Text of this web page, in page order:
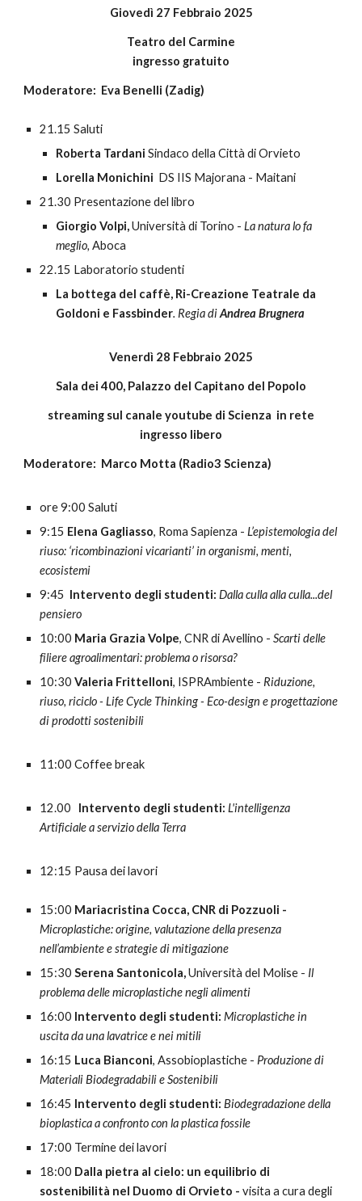
Giovedì 27 Febbraio 2025
Teatro del Carmine
ingresso gratuito
Moderatore: Eva Benelli (Zadig)
21.15 Saluti
Roberta Tardani Sindaco della Città di Orvieto
Lorella Monichini DS IIS Majorana - Maitani
21.30 Presentazione del libro
Giorgio Volpi,Università di Torino - La natura lo fa
meglio, Aboca
22.15 Laboratorio studenti
La bottega del caffè, Ri-Creazione Teatrale da
Goldoni e Fassbinder. Regia diAndrea Brugnera
Venerdì 28 Febbraio 2025
Sala dei 400, Palazzo del Capitano del Popolo
streaming sul canale youtube di Scienza in rete
ingresso libero
Moderatore: Marco Motta (Radio3 Scienza)
ore 9:00 Saluti
9:15 Elena Gagliasso, Roma Sapienza - L’epistemologia del
riuso: ‘ricombinazioni vicarianti’ in organismi, menti,
ecosistemi
9:45 Intervento degli studenti: Dalla culla alla culla...del
pensiero
10:00 Maria Grazia Volpe, CNR di Avellino - Scarti delle
filiere agroalimentari: problema o risorsa?
10:30Valeria Frittelloni, ISPRAmbiente - Riduzione,
riuso, riciclo - Life Cycle Thinking - Eco-design e progettazione
di prodotti sostenibili
11:00 Coffee break
12.00 Intervento degli studenti: L'intelligenza
Artificiale a servizio della Terra
12:15 Pausa dei lavori
15:00 Mariacristina Cocca, CNR di Pozzuoli -
Microplastiche: origine, valutazione della presenza
nell’ambiente e strategie di mitigazione
15:30Serena Santonicola,Università del Molise - Il
problema delle microplastiche negli alimenti
16:00 Intervento degli studenti: Microplastiche in
uscita da una lavatrice e nei mitili
16:15 Luca Bianconi, Assobioplastiche - Produzione di
Materiali Biodegradabili e Sostenibili
16:45 Intervento degli studenti: Biodegradazione della
bioplastica a confronto con la plastica fossile
17:00 Termine dei lavori
18:00 Dalla pietra al cielo: un equilibrio di
sostenibilità nel Duomo di Orvieto -visita a cura degli